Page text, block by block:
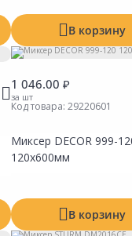
В корзину
1 046.00 ₽
за шт
Код товара: 29220601
Миксер DECOR 999-
120х600мм
В корзину